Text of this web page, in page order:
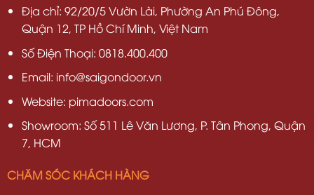
Địa chỉ: 92/20/5 Vườn Lài, Phường An Phú Đông,
Quận 12, TP Hồ Chí Minh, Việt Nam
Số Điện Thoại: 0818.400.400
Email: info@saigondoor.vn
Website: pimadoors.com
Showroom: Số 511 Lê Văn Lương, P. Tân Phong, Quận
7, HCM
CHĂM SÓC KHÁCH HÀNG